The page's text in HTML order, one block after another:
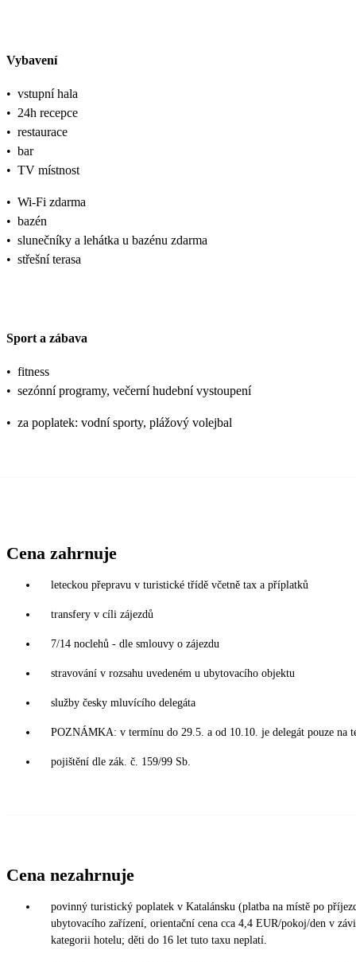
Vybavení
• vstupní hala
• 24h recepce
• restaurace
• bar
• TV místnost
• Wi-Fi zdarma
• bazén
• slunečníky a lehátka u bazénu zdarma
• střešní terasa
Sport a zábava
• fitness
• sezónní programy, večerní hudební vystoupení
• za poplatek: vodní sporty, plážový volejbal
Cena zahrnuje
leteckou přepravu v turistické třídě včetně tax a příplatků
transfery v cíli zájezdů
7/14 noclehů - dle smlouvy o zájezdu
stravování v rozsahu uvedeném u ubytovacího objektu
služby česky mluvícího delegáta
POZNÁMKA: v termínu do 29.5. a od 10.10. je delegát pouze na
pojištění dle zák. č. 159/99 Sb.
Cena nezahrnuje
povinný turistický poplatek v Katalánsku (platba na místě po
ubytovacího zařízení, orientační cena cca 4,4 EUR/pokoj/den v
kategorii hotelu; děti do 16 let tuto taxu neplatí.